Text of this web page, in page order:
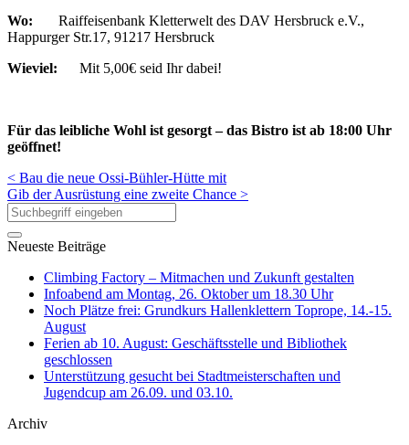
Wo:
Raiffeisenbank Kletterwelt des DAV Hersbruck e.V.,
Happurger Str.17, 91217 Hersbruck
Wieviel:
Mit 5,00€ seid Ihr dabei!
Für das leibliche Wohl ist gesorgt – das Bistro ist ab 18:00 Uhr
geöffnet!
< Bau die neue Ossi-Bühler-Hütte mit
Gib der Ausrüstung eine zweite Chance >
Neueste Beiträge
Climbing Factory – Mitmachen und Zukunft gestalten
Infoabend am Montag, 26. Oktober um 18.30 Uhr
Noch Plätze frei: Grundkurs Hallenklettern Toprope, 14.-15.
August
Ferien ab 10. August: Geschäftsstelle und Bibliothek
geschlossen
Unterstützung gesucht bei Stadtmeisterschaften und
Jugendcup am 26.09. und 03.10.
Archiv